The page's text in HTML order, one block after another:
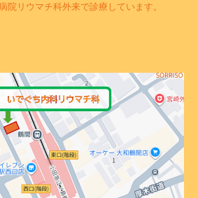
院リウマチ科外来で診療しています。